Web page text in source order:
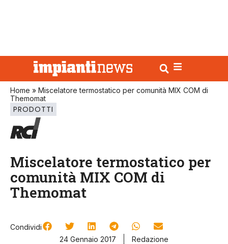
Home » Miscelatore termostatico per comunità MIX COM di
Themomat
PRODOTTI
Miscelatore termostatico per
comunità MIX COM di
Themomat
Condividi
24 Gennaio 2017
Redazione